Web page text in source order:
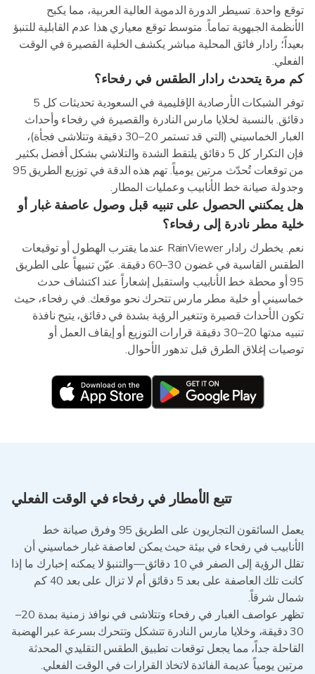
توقع واحدة. تسيطر الدورة الدموية العالية العربية، مما يكبح
الأنظمة الجبهوية تماماً. متوسط توقع معياري هذا عدم القابلية للتنبؤ
بعيداً؛ رادار فائق المحلية مباشر يكشف الخلية القصيرة في الوقت
الفعلي.
كم مرة يتحدث رادار الطقس في رفحاء؟
توفر الشبكات الأرصادية الإقليمية في السعودية تحديثات كل 5
دقائق. بالنسبة لخلايا مارس النادرة والقصيرة في رفحاء وأحداث
الغبار الخماسيني (التي قد تستمر 20–30 دقيقة وتتلاشى فجأة)،
فإن التكرار كل 5 دقائق يلتقط الشدة والتلاشي بشكل أفضل بكثير
من توقعات تُحدّث مرتين يومياً. تهم هذه الدقة في توزيع الطريق 95
وجدولة صيانة خط الأنابيب وعمليات المطار.
هل يمكنني الحصول على تنبيه قبل وصول عاصفة غبار أو
خلية مطر نادرة إلى رفحاء؟
نعم. يخطرك رادار RainViewer عندما يقترب الهطول أو توقيعات
الطقس القاسية في غضون 30–60 دقيقة. عيّن تنبيهاً على الطريق
95 أو محطة خط الأنابيب واستقبل إشعاراً عند اكتشاف حدث
خماسيني أو خلية مطر مارس تتحرك نحو موقعك. في رفحاء، حيث
تكون الأحداث قصيرة وتتغير الرؤية بشدة في دقائق، يتيح نافذة
تنبيه مدتها 20–30 دقيقة قرارات التوزيع أو إيقاف العمل أو
توصيات إغلاق الطرق قبل تدهور الأحوال.
تتبع الأمطار في رفحاء في الوقت الفعلي
يعمل السائقون التجاريون على الطريق 95 وفرق صيانة خط
الأنابيب في رفحاء في بيئة حيث يمكن لعاصفة غبار خماسيني أن
تقلل الرؤية إلى الصفر في 10 دقائق—والتنبؤ لا يمكنه إخبارك ما إذا
كانت تلك العاصفة على بعد 5 دقائق أم لا تزال على بعد 40 كم
شمال شرقاً.
تظهر عواصف الغبار في رفحاء وتتلاشى في نوافذ زمنية بمدة 20–
30 دقيقة، وخلايا مارس النادرة تتشكل وتتحرك بسرعة عبر الهضبة
القاحلة جداً، مما يجعل توقعات تطبيق الطقس التقليدي المحدثة
مرتين يومياً عديمة الفائدة لاتخاذ القرارات في الوقت الفعلي.